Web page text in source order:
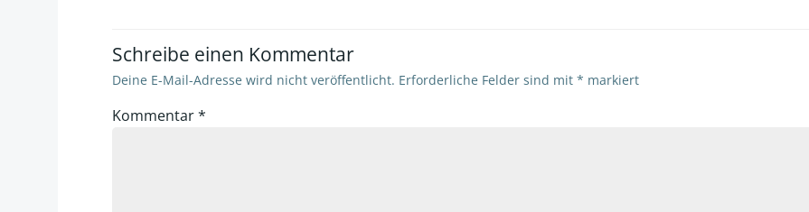
Schreibe einen Kommentar
Deine E-Mail-Adresse wird nicht veröffentlicht. Erforderliche Felder sind mit * markiert
Kommentar*